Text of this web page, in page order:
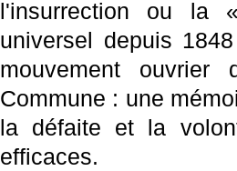
l'insurrection ou la
universel depuis
mouvement
Commune : une
la défaite et la
efficaces.